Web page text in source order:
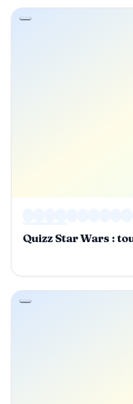
Quizz Star Wars :